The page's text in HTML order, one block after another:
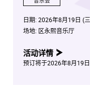
日期: 2026年8月19日 (
场地: 区永熙音乐厅
活动详情
预订将于2026年8月19